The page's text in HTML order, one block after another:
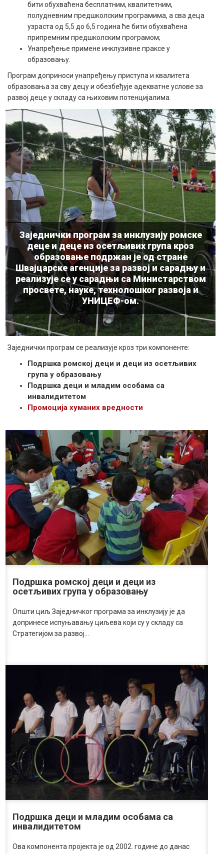
бити обухваћена бесплатним, квалитетним,
полудневним предшколским програмима, а сва деца
узраста од 5,5 до 6,5 година ће бити обухваћена
припремним предшколским програмом;
Унапређење примене инклузивне праксе у
образовању.
Програм доприноси унапређењу приступа и квалитета
образовања за сву децу и обезбеђује адекватне услове за
развој деце у складу са њиховим потенцијалима.
Заједнички програм за инклузију ромске
деце и деце из осетљивих група кроз
образовање подржан је од стране
Швајцарске агенције за развој и сарадњу и
реализује се у сарадњи са Министарством
просвете, науке, технолошког развоја и
УНИЦЕФ-ом.
Заједнички програм се реализује кроз три компоненте:
Подршка ромској деци и деци из осетљивих
група у образовању
Подршка деци и младим особама са
инвалидитетом
Промоција хуманих вредности
Подршка ромској деци и деци из
осетљивих група у образовању
Општи циљ Заједничког програма за инклузију је да
допринесе испуњавању циљева који су у складу са
Стратегијом за развој…
Подршка деци и младим особама са
инвалидитетом
Ова компонента пројекта је од 2002. године до данас